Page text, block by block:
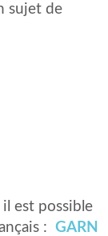
sujet de
il est possible
: GARN